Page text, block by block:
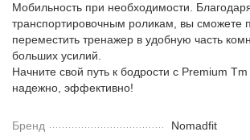
Мобильность при необходимости.
транспортировочным роликам, вы сможете
переместить тренажер в удобную часть
больших усилий.
Начните свой путь к бодрости с Premium
надежно, эффективно!
Бренд Nomadfit